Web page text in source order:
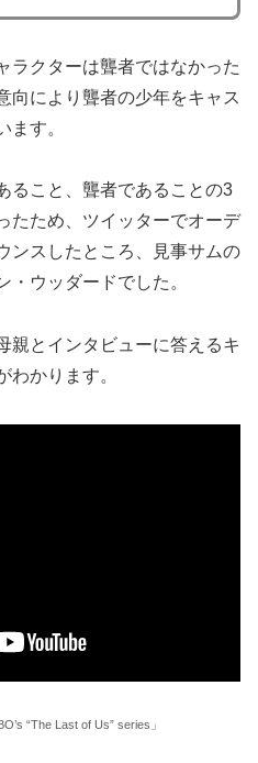
ラクターは聾者ではなかった
向により聾者の少年をキャス
ます。
ること、聾者であることの3
たため、ツイッターでオーデ
ンスしたところ、見事サムの
ウッダードでした。
親とインタビューに答えるキ
わかります。
“The Last of Us” series」